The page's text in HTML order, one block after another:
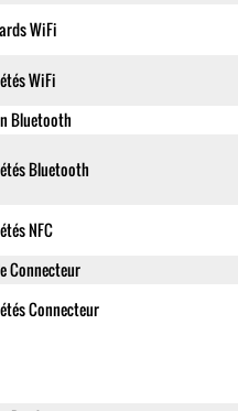
WiFi
WiFi
Bluetooth
Bluetooth
NFC
Connecteur
Connecteur